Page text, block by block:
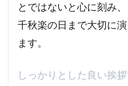
とではないと心に刻み、
千秋楽の日まで大切に
ます。
しっかりとした良い挨